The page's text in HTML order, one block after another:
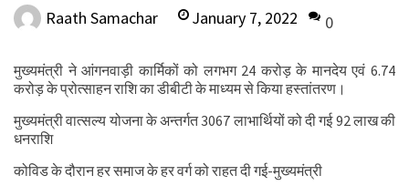
Raath Samachar January 7, 2022 0
मुख्यमंत्री ने आंगनवाड़ी कार्मिकों को लगभग 24 करोड़ के मानदेय एवं 6.74
करोड़ के प्रोत्साहन राशि का डीबीटी के माध्यम से किया हस्तांतरण।
मुख्यमंत्री वात्सल्य योजना के अन्तर्गत 3067 लाभार्थियों को दी गई 92 लाख की
धनराशि
कोविड के दौरान हर समाज के हर वर्ग को राहत दी गई-मुख्यमंत्री